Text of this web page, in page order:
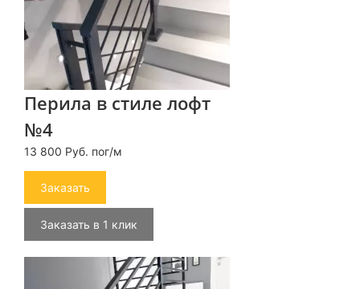
Перила в стиле лофт
№4
13 800 Руб. пог/м
Заказать
Заказать в 1 клик